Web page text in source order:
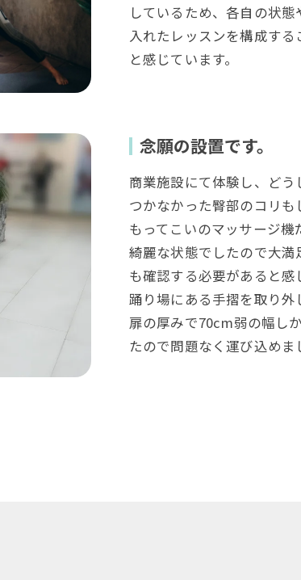
しているため、各自の状
入れたレッスンを構成す
と感じています。
念願の設置です。
商業施設にて体験し、ど
つかなかった臀部のコリ
もってこいのマッサージ
綺麗な状態でしたので大
も確認する必要があると
踊り場にある手摺を取り
扉の厚みで70cm弱の幅し
たので問題なく運び込めま